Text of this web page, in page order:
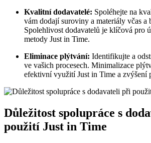
Kvalitní dodavatelé: Spoléhejte na
vám dodají suroviny a materiály včas a
Spolehlivost dodavatelů je klíčová pro
metody Just in Time.
Eliminace plýtvání: Identifikujte a
ve vašich procesech. Minimalizace
efektivní využití Just in Time a zvýšení
Důležitost spolupráce s
použití Just in Time